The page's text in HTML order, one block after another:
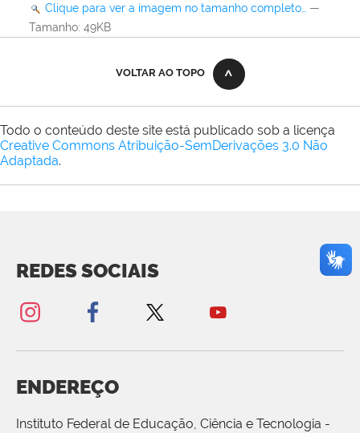
Clique para ver a imagem no tamanho completo… —
Tamanho: 49KB
VOLTAR AO TOPO
Todo o conteúdo deste site está publicado sob a licença
Creative Commons Atribuição-SemDerivações 3.0 Não
Adaptada.
REDES SOCIAIS
ENDEREÇO
Instituto Federal de Educação, Ciência e Tecnologia -